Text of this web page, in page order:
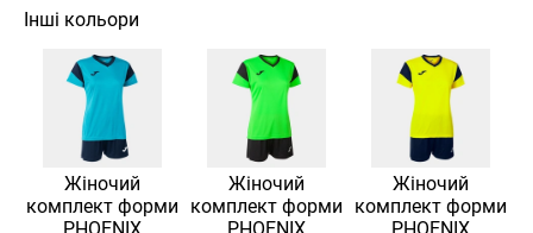
Інші кольори
Жіночий
комплект форми
Жіночий
комплект форми
Жіночий
комплект форми